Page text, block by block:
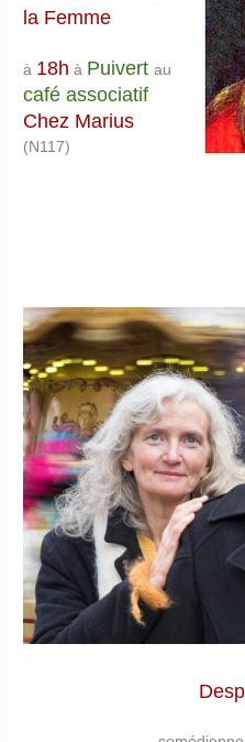
la Femme
à 18h à Puivert au
café associatif
Chez Marius
(N117)